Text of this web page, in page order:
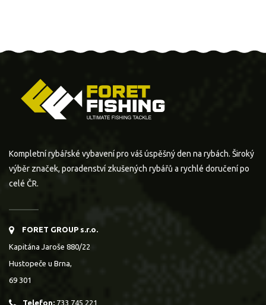
Kompletní rybářské vybavení pro váš úspěšný den na rybách. Široký
výběr značek, poradenství zkušených rybářů a rychlé doručení po
celé ČR.
FORET GROUP s.r.o.
Kapitána Jaroše 880/22
Hustopeče u Brna,
69 301
Telefon: 733 745 221